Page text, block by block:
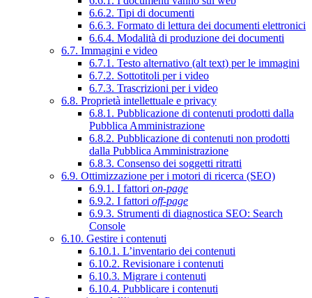
6.6.2. Tipi di documenti
6.6.3. Formato di lettura dei documenti elettronici
6.6.4. Modalità di produzione dei documenti
6.7. Immagini e video
6.7.1. Testo alternativo (alt text) per le immagini
6.7.2. Sottotitoli per i video
6.7.3. Trascrizioni per i video
6.8. Proprietà intellettuale e privacy
6.8.1. Pubblicazione di contenuti prodotti dalla
Pubblica Amministrazione
6.8.2. Pubblicazione di contenuti non prodotti
dalla Pubblica Amministrazione
6.8.3. Consenso dei soggetti ritratti
6.9. Ottimizzazione per i motori di ricerca (SEO)
6.9.1. I fattori on-page
6.9.2. I fattori off-page
6.9.3. Strumenti di diagnostica SEO: Search
Console
6.10. Gestire i contenuti
6.10.1. L’inventario dei contenuti
6.10.2. Revisionare i contenuti
6.10.3. Migrare i contenuti
6.10.4. Pubblicare i contenuti